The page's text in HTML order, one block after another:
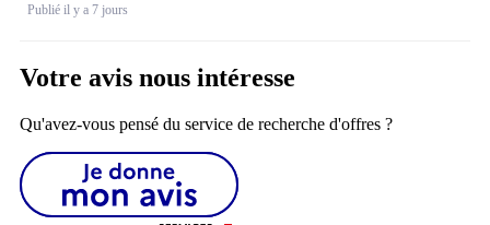
Publié il y a 7 jours
Votre avis nous intéresse
Qu'avez-vous pensé du service de recherche d'offres ?